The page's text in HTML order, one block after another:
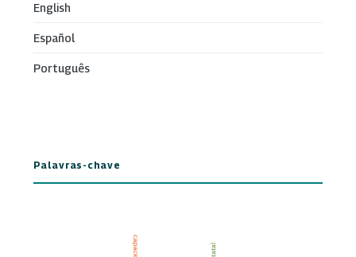
English
Español
Português
Palavras-chave